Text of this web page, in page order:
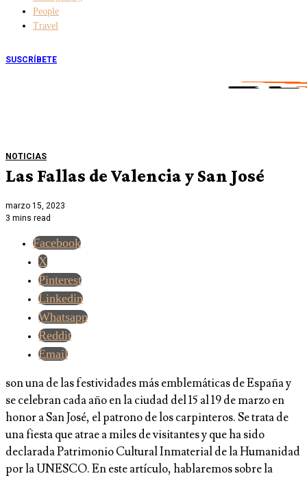
People
Travel
SUSCRÍBETE
NOTICIAS
Las Fallas de Valencia y San José
marzo 15, 2023
3 mins read
Facebook
X
Pinterest
Linkedin
Whatsapp
Reddit
Email
son una de las festividades más emblemáticas de España y
se celebran cada año en la ciudad del 15 al 19 de marzo en
honor a San José, el patrono de los carpinteros. Se trata de
una fiesta que atrae a miles de visitantes y que ha sido
declarada Patrimonio Cultural Inmaterial de la Humanidad
por la UNESCO. En este artículo, hablaremos sobre la